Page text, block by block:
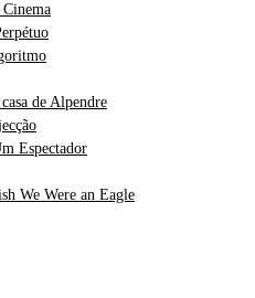
de Alpendre
Espectador
We Were an Eagle